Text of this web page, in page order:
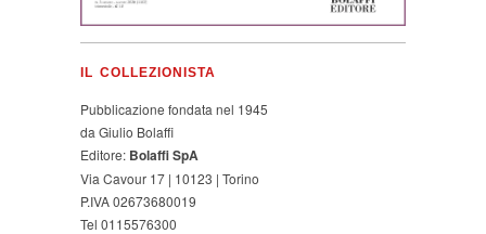
IL COLLEZIONISTA
Pubblicazione fondata nel 1945
da Giulio Bolaffi
Editore: Bolaffi SpA
Via Cavour 17 | 10123 | Torino
P.IVA 02673680019
Tel 0115576300